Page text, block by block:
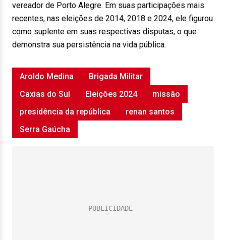
vereador de Porto Alegre. Em suas participações mais
recentes, nas eleições de 2014, 2018 e 2024, ele figurou
como suplente em suas respectivas disputas, o que
demonstra sua persistência na vida pública.
Aroldo Medina
Brigada Militar
Caxias do Sul
Eleições 2024
missão
presidência da república
renan santos
Serra Gaúcha